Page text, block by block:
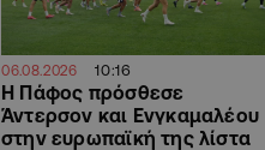
06.08.2026 10:16
Η Πάφος πρόσθεσε
Άντερσον και Ενγκαμαλέου
στην ευρωπαϊκή της λίστα